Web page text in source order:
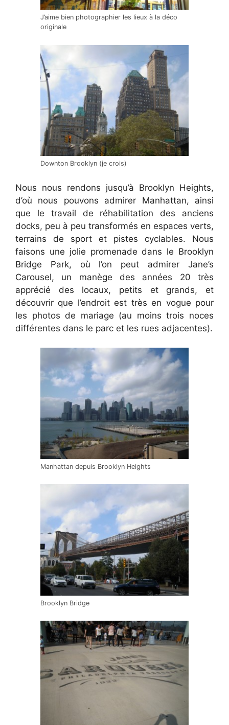
J’aime bien photographier les lieux à la déco
originale
Downton Brooklyn (je crois)
Nous nous rendons jusqu’à Brooklyn Heights,
d’où nous pouvons admirer Manhattan, ainsi
que le travail de réhabilitation des anciens
docks, peu à peu transformés en espaces verts,
terrains de sport et pistes cyclables. Nous
faisons une jolie promenade dans le Brooklyn
Bridge Park, où l’on peut admirer Jane’s
Carousel, un manège des années 20 très
apprécié des locaux, petits et grands, et
découvrir que l’endroit est très en vogue pour
les photos de mariage (au moins trois noces
différentes dans le parc et les rues adjacentes).
Manhattan depuis Brooklyn Heights
Brooklyn Bridge